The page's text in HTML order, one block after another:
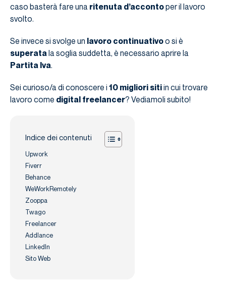
caso basterà fare una ritenuta d’accontoper il lavoro
svolto.
Se invece si svolge un lavoro continuativoo si è
superata la soglia suddetta, è necessario aprire la
Partita Iva.
Sei curioso/a di conoscere i 10 migliori sitiin cui trovare
lavoro come digital freelancer? Vediamoli subito!
Indice dei contenuti
Upwork
Fiverr
Behance
WeWorkRemotely
Zooppa
Twago
Freelancer
Addlance
LinkedIn
Sito Web